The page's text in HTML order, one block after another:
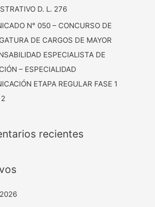
D. L. 276
N° 050 – CONCURSO DE
DE CARGOS DE MAYOR
ESPECIALISTA DE
– ESPECIALIDAD
ETAPA REGULAR FASE 1
recientes